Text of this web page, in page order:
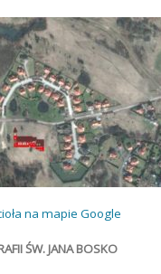
na mapie Google
ŚW. JANA BOSKO